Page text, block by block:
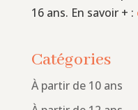
16 ans. En savoir + :
Catégories
À partir de 10 ans